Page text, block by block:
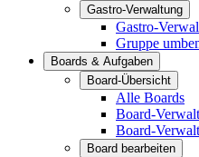
Gastro-Verwaltung
Gastro-
Gruppe
Boards & Aufgaben
Board-Übersicht
Alle Boards
Board-
Board-
Board bearbeiten